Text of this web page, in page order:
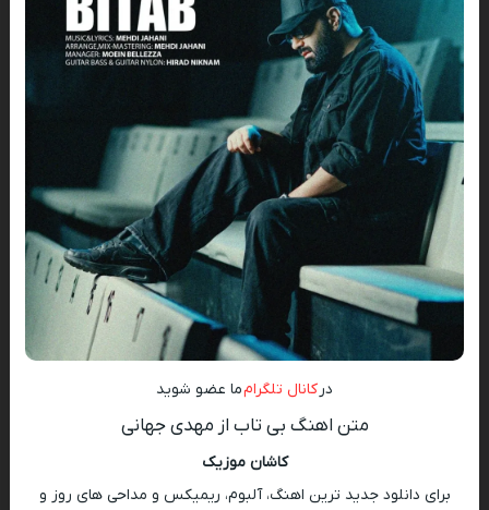
در کانال تلگرامما عضو شوید
متن اهنگ بی تاب از مهدی جهانی
کاشان موزیک
برای دانلود جدید ترین اهنگ، آلبوم، ریمیکس و مداحی های روز و